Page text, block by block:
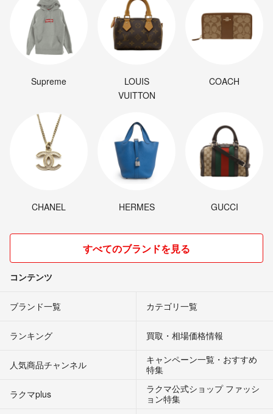
Supreme
LOUIS
VUITTON
COACH
CHANEL HERMES GUCCI
すべてのブランドを見る
コンテンツ
ブランド一覧 カテゴリ一覧
ランキング 買取・相場価格情報
人気商品チャンネル
キャンペーン一覧・おすすめ
特集
ラクマplus
ラクマ公式ショップ ファッシ
ョン特集